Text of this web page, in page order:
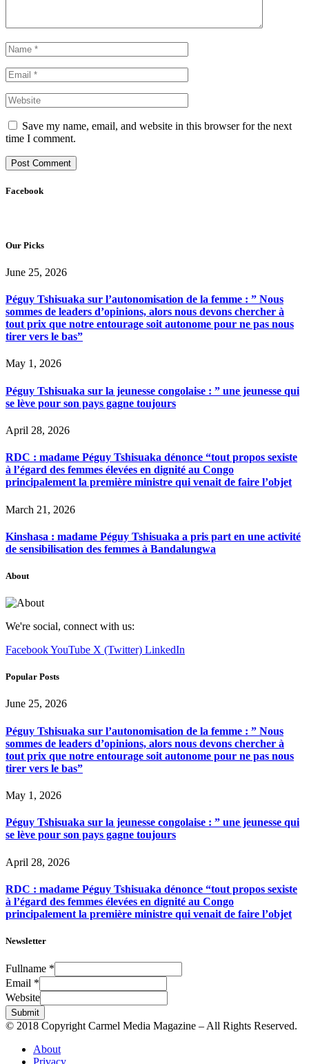
Save my name, email, and website in this browser for the next
time I comment.
Facebook
Our Picks
June 25, 2026
Péguy Tshisuaka sur l’autonomisation de la femme : ” Nous
sommes de leaders d’opinions, alors nous devons chercher à
tout prix que notre entourage soit autonome pour ne pas nous
tirer vers le bas”
May 1, 2026
Péguy Tshisuaka sur la jeunesse congolaise : ” une jeunesse qui
se lève pour son pays gagne toujours
April 28, 2026
RDC : madame Péguy Tshisuaka dénonce “tout propos sexiste
à l’égard des femmes élevées en dignité au Congo
principalement la première ministre qui venait de faire l’objet
March 21, 2026
Kinshasa : madame Péguy Tshisuaka a pris part en une activité
de sensibilisation des femmes à Bandalungwa
About
We're social, connect with us:
FacebookYouTube X (Twitter) LinkedIn
Popular Posts
June 25, 2026
Péguy Tshisuaka sur l’autonomisation de la femme : ” Nous
sommes de leaders d’opinions, alors nous devons chercher à
tout prix que notre entourage soit autonome pour ne pas nous
tirer vers le bas”
May 1, 2026
Péguy Tshisuaka sur la jeunesse congolaise : ” une jeunesse qui
se lève pour son pays gagne toujours
April 28, 2026
RDC : madame Péguy Tshisuaka dénonce “tout propos sexiste
à l’égard des femmes élevées en dignité au Congo
principalement la première ministre qui venait de faire l’objet
Newsletter
Fullname *
Email *
Website
Submit
© 2018 Copyright Carmel Media Magazine – All Rights Reserved.
About